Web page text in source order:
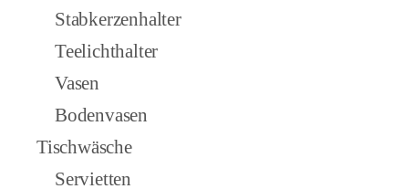
Stabkerzenhalter
Teelichthalter
Vasen
Bodenvasen
Tischwäsche
Servietten